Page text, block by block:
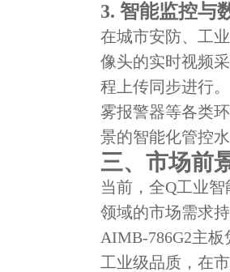
3. 智能监控与
在城市安防、工
像头的实时视频
程上传同步进行
雾报警器等各类
景的智能化管控
三、市场前
当前，全Q工业
领域的市场需求
AIMB-786G2主
工业级品质，在